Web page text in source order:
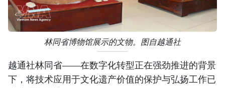
林同省博物馆展示的文物。图自越通社
越通社林同省——在数字化转型正在强劲推进的背景
下，将技术应用于文化遗产价值的保护与弘扬工作已